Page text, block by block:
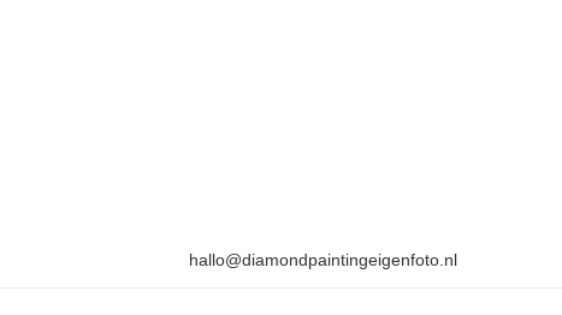
hallo@diamondpaintingeigenfoto.nl